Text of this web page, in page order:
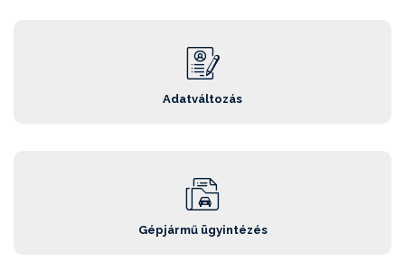
Adatváltozás
Gépjármű ügyintézés